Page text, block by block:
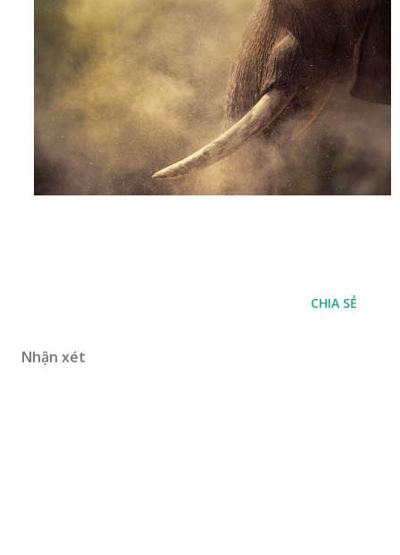
CHIA SẺ
Nhận xét